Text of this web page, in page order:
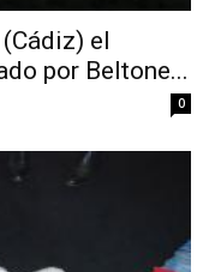
el
por Beltone...
0